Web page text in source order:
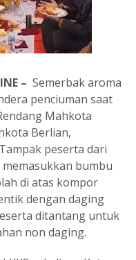
– Semerbak aroma
penciuman saat
Mahkota
Berlian,
peserta dari
bumbu
di atas kompor
dengan daging
ditantang untuk
non daging.